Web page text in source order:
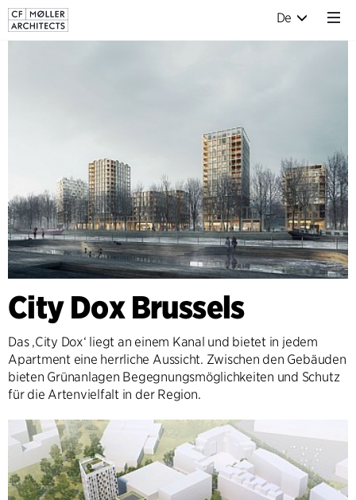
De
City Dox Brussels
Das ‚City Dox‘ liegt an einem Kanal und bietet in jedem
Apartment eine herrliche Aussicht. Zwischen den Gebäuden
bieten Grünanlagen Begegnungsmöglichkeiten und Schutz
für die Artenvielfalt in der Region.